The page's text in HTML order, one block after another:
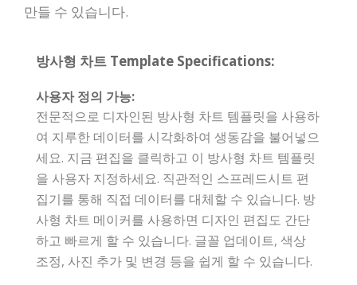
만들 수 있습니다.
방사형 차트 Template Specifications:
사용자 정의 가능:
전문적으로 디자인된 방사형 차트 템플릿을 사용하
여 지루한 데이터를 시각화하여 생동감을 불어넣으
세요. 지금 편집을 클릭하고 이 방사형 차트 템플릿
을 사용자 지정하세요. 직관적인 스프레드시트 편
집기를 통해 직접 데이터를 대체할 수 있습니다. 방
사형 차트 메이커를 사용하면 디자인 편집도 간단
하고 빠르게 할 수 있습니다. 글꼴 업데이트, 색상
조정, 사진 추가 및 변경 등을 쉽게 할 수 있습니다.